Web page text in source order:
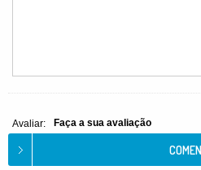
Avaliar: Faça a sua avaliação